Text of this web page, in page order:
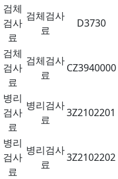
검체
검사
료
검체검사
료
D3730
검체
검사
료
검체검사
료
CZ3940000
병리
검사
료
병리검사
료
3Z2102201
병리
검사
료
병리검사
료
3Z2102202